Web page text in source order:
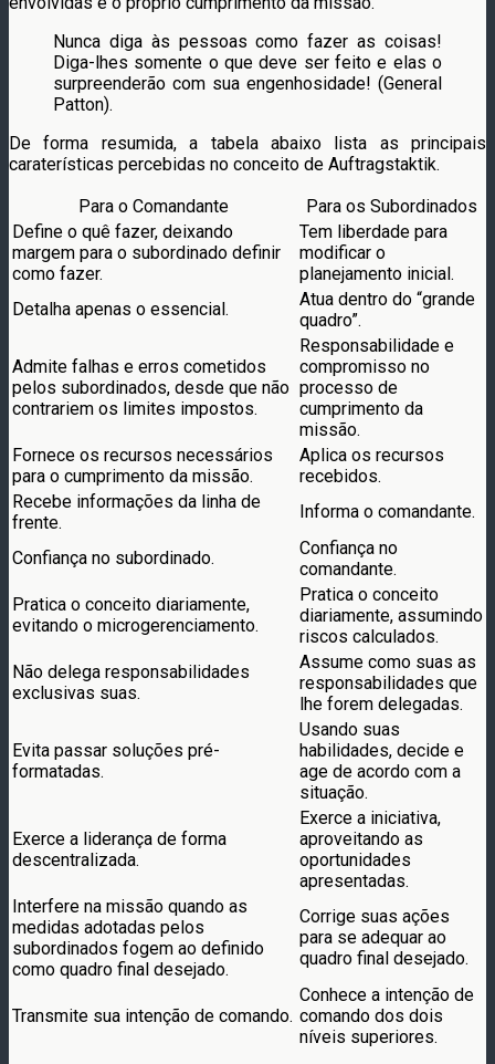
Nunca diga às pessoas como fazer as coisas!
Diga-lhes somente o que deve ser feito e elas o
surpreenderão com sua engenhosidade! (General
Patton).
De forma resumida, a tabela abaixo lista as principais
caraterísticas percebidas no conceito de Auftragstaktik.
Para o Comandante
Para os Subordinados
Define o quê fazer, deixando
margem para o subordinado definir
como fazer.
Tem liberdade para
modificar o
planejamento inicial.
Detalha apenas o essencial.
Atua dentro do “grande
quadro”.
Admite falhas e erros cometidos
pelos subordinados, desde que não
contrariem os limites impostos.
Responsabilidade e
compromisso no
processo de
cumprimento da
missão.
Fornece os recursos necessários
para o cumprimento da missão.
Aplica os recursos
recebidos.
Recebe informações da linha de
frente.
Informa o comandante.
Confiança no subordinado.
Confiança no
comandante.
Pratica o conceito diariamente,
evitando o microgerenciamento.
Pratica o conceito
diariamente, assumindo
riscos calculados.
Não delega responsabilidades
exclusivas suas.
Assume como suas as
responsabilidades que
lhe forem delegadas.
Evita passar soluções pré-
formatadas.
Usando suas
habilidades, decide e
age de acordo com a
situação.
Exerce a liderança de forma
descentralizada.
Exerce a iniciativa,
aproveitando as
oportunidades
apresentadas.
Interfere na missão quando as
medidas adotadas pelos
subordinados fogem ao definido
como quadro final desejado.
Corrige suas ações
para se adequar ao
quadro final desejado.
Transmite sua intenção de comando.
Conhece a intenção de
comando dos dois
níveis superiores.